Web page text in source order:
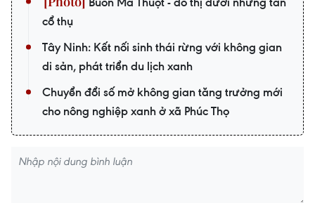
cổ thụ
Tây Ninh: Kết nối sinh thái rừng với không gian
di sản, phát triển du lịch xanh
Chuyển đổi số mở không gian tăng trưởng mới
cho nông nghiệp xanh ở xã Phúc Thọ